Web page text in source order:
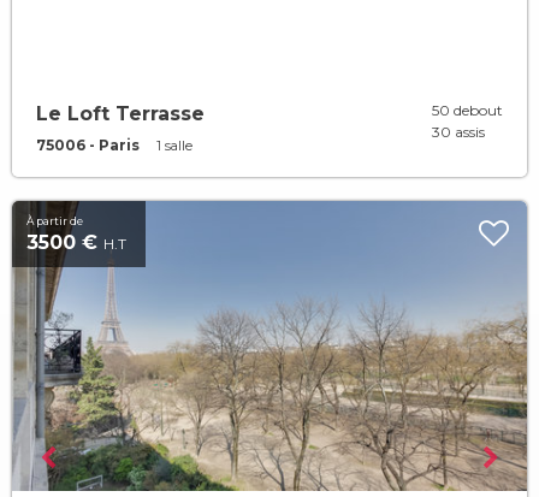
Le Loft Terrasse
75006 - Paris 1 salle
50 debout
30 assis
À partir de
3500 € H.T